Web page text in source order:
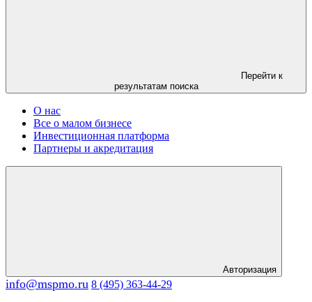
Перейти к
результатам поиска
О нас
Все о малом бизнесе
Инвестиционная платформа
Партнеры и акредитация
Авторизация
info@mspmo.ru 8 (495) 363-44-29